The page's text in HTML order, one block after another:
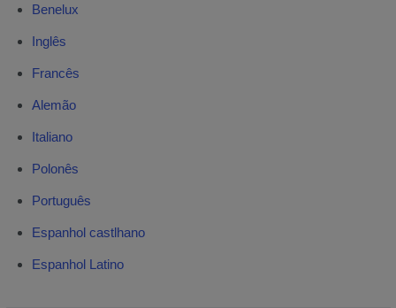
Benelux
Inglês
Francês
Alemão
Italiano
Polonês
Português
Espanhol castlhano
Espanhol Latino